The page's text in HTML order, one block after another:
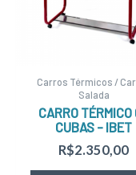
Carros Térmicos /
Salada
CARRO
CUBAS – IBET
R$2.350,00